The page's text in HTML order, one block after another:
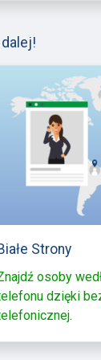
Strony
osoby
dzięki